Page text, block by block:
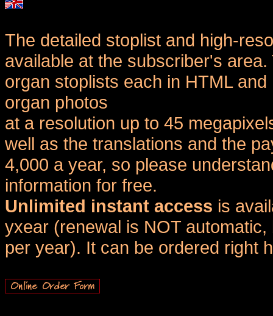
The detailed stoplist and high-
available at the subscriber's
organ stoplists each in HTML
organ photos
at a resolution up to 45
well as the translations and the
4,000 a year, so please
information for free.
Unlimited instant access is
yxear (renewal is NOT
per year). It can be ordered right